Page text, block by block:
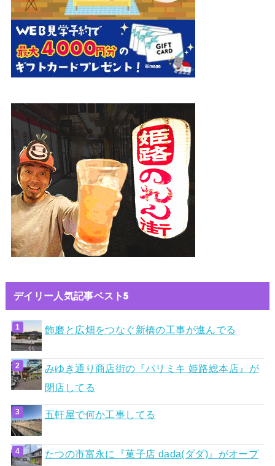
デイリー人気記事ベスト5
飾磨と広畑をつなぐ新橋の工事が進んでる
みゆき通り商店街の『パリミキ 姫路総本店』が
閉店してる
五軒屋で何か工事してる
たつの市富永に『菓子店 dada(ダダ)』がオープ